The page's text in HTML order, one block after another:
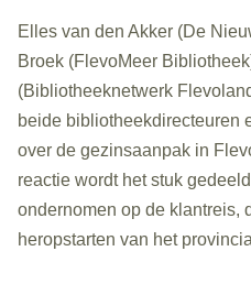
Elles van den Akker (De
Broek (FlevoMeer
(Bibliotheeknetwerk
beide bibliotheekdirecteuren
over de gezinsaanpak in
reactie wordt het stuk
ondernomen op de klantreis,
heropstarten van het